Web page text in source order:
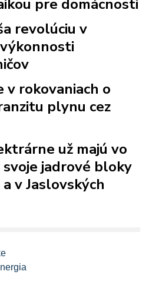
pre domácnosti
revolúciu v
v rokovaniach o
plynu cez
už majú vo
jadrové bloky
v Jaslovských